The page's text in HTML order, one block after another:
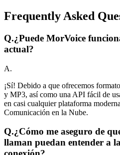
Frequently Asked
Q.¿Puede MorVoice
actual?
A.
¡Sí! Debido a que ofrecemos
y MP3, así como una API fácil de
en casi cualquier plataforma
Comunicación en la Nube.
Q.¿Cómo me aseguro de
llaman puedan entender a